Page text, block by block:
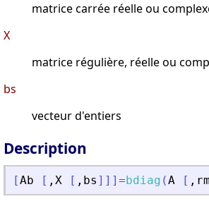
matrice carrée réelle ou
X
matrice régulière, réelle ou
bs
vecteur d'entiers
Description
[Ab [ , X [ , bs ] ] ] = bdiag (A [ ,